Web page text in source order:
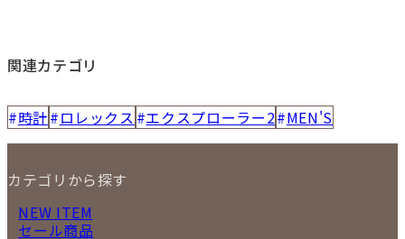
関連カテゴリ
時計 ロレックス エクスプローラー2 MEN'S
カテゴリから探す
NEW ITEM
セール商品